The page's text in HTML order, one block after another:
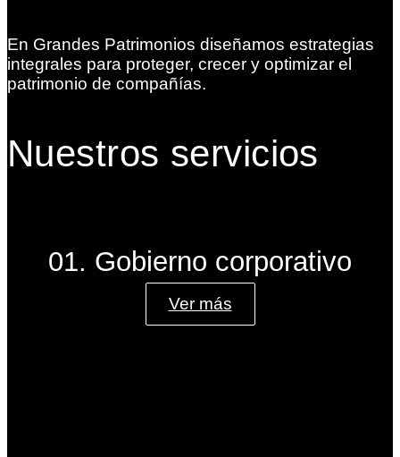
En Grandes Patrimonios diseñamos estrategias
integrales para proteger, crecer y optimizar el
patrimonio de compañías.
Nuestros servicios
01. Gobierno corporativo
Ver más